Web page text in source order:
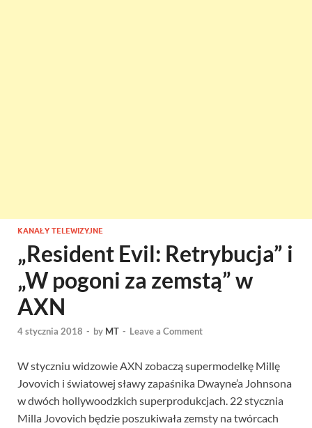
KANAŁY TELEWIZYJNE
„Resident Evil: Retrybucja” i
„W pogoni za zemstą” w
AXN
4 stycznia 2018 - by MT - Leave a Comment
W styczniu widzowie AXN zobaczą supermodelkę Millę
Jovovich i światowej sławy zapaśnika Dwayne’a Johnsona
w dwóch hollywoodzkich superprodukcjach. 22 stycznia
Milla Jovovich będzie poszukiwała zemsty na twórcach